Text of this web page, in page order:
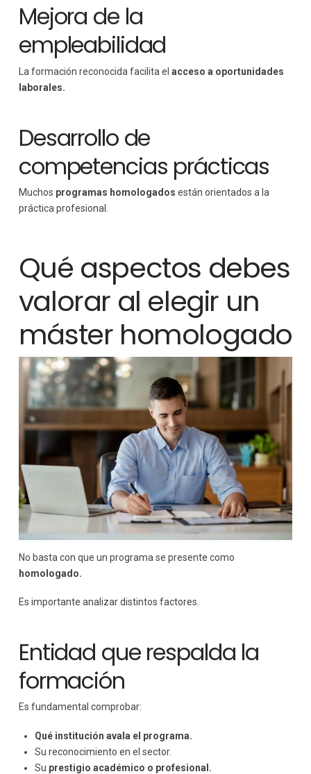
Mejora de la
empleabilidad
La formación reconocida facilita el acceso a oportunidades
laborales.
Desarrollo de
competencias prácticas
Muchos programas homologados están orientados a la
práctica profesional.
Qué aspectos debes
valorar al elegir un
máster homologado
No basta con que un programa se presente como
homologado.
Es importante analizar distintos factores.
Entidad que respalda la
formación
Es fundamental comprobar:
Qué institución avala el programa.
Su reconocimiento en el sector.
Su prestigio académico o profesional.